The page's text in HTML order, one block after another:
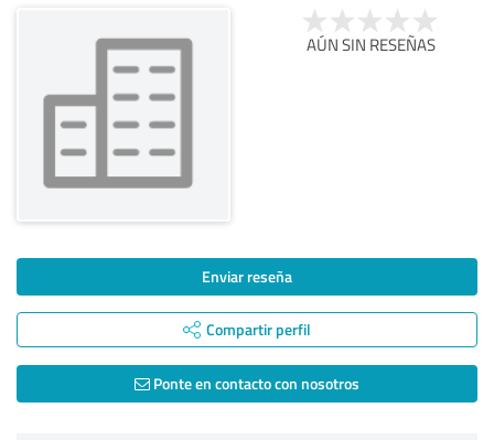
AÚN SIN RESEÑAS
Enviar reseña
Compartir perfil
Ponte en contacto con nosotros